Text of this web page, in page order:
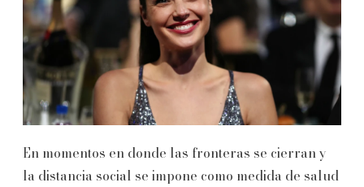
En momentos en donde las fronteras se cierran y
la distancia social se impone como medida de salud